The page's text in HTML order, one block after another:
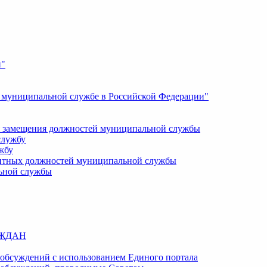
службе в Российской Федерации"
должностей муниципальной службы
должностей муниципальной службы
службы
с использованием Единого портала